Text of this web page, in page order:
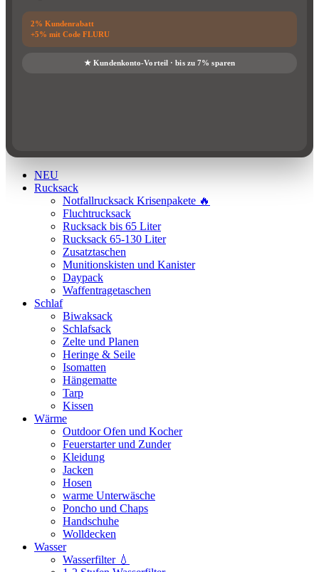
NEU
Rucksack
Notfallrucksack Krisenpakete 🔥
Fluchtrucksack
Rucksack bis 65 Liter
Rucksack 65-130 Liter
Zusatztaschen
Munitionskisten und Kanister
Daypack
Waffentragetaschen
Schlaf
Biwaksack
Schlafsack
Zelte und Planen
Heringe & Seile
Isomatten
Hängematte
Tarp
Kissen
Wärme
Outdoor Ofen und Kocher
Feuerstarter und Zunder
Kleidung
Jacken
Hosen
warme Unterwäsche
Poncho und Chaps
Handschuhe
Wolldecken
Wasser
Wasserfilter 💧